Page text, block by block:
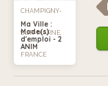
CHAMPIGNY-
SUR-MARNE,
FRANCE
Ma Ville :
Mode(s)
d'emploi - 2
ANIM